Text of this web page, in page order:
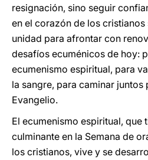
resignación, sino seguir
en el corazón de los
unidad para afrontar con
desafíos ecuménicos de hoy:
ecumenismo espiritual, para
la sangre, para caminar juntos
Evangelio.
El ecumenismo espiritual, que
culminante en la Semana de
los cristianos, vive y se